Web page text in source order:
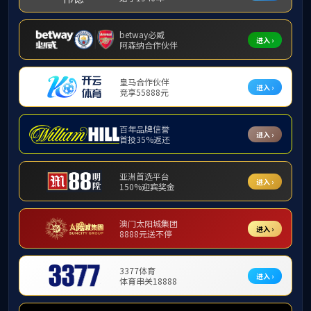
企业家讲坛
艺术设计与传媒学院举办“企...
黄绮文女士：新媒体营销与水...
自媒体创作人王凯曦：如何从...
贺志忠：经济学视角下的新时...
[教学质量月讲座]邓媛媛讲学...
当前位置:
3月
科与科技
阳集团网
家学院领
席讲坛，